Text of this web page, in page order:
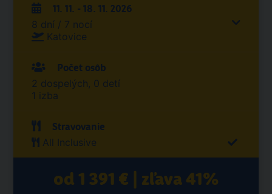
11. 11. - 18. 11. 2026
8 dní / 7 nocí
Katovice
Počet osôb
2 dospelých, 0 detí
1 izba
Stravovanie
All Inclusive
od 1 391 € | zľava 41%